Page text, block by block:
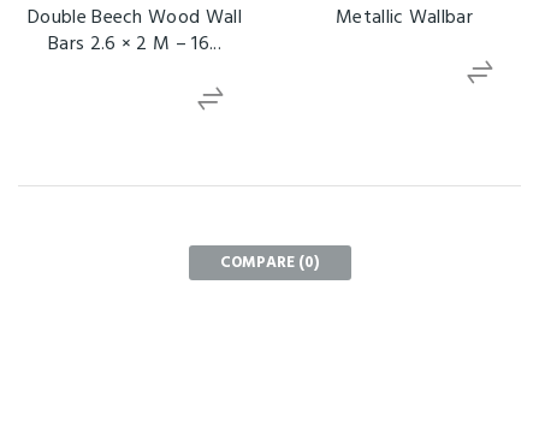
Double Beech Wood Wall
Bars 2.6 × 2 M – 16...
Metallic Wallbar
COMPARE (0)